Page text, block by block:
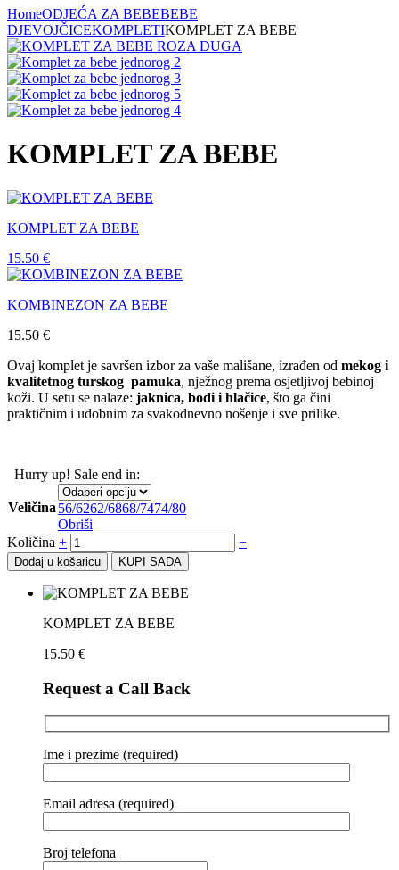
HomeODJEĆA ZA BEBEBEBE
DJEVOJČICEKOMPLETIKOMPLET ZA BEBE
KOMPLET ZA BEBE
KOMPLET ZA BEBE
15.50 €
KOMBINEZON ZA BEBE
15.50 €
Ovaj komplet je savršen izbor za vaše mališane, izrađen od mekog i
kvalitetnog turskog pamuka, nježnog prema osjetljivoj bebinoj
koži. U setu se nalaze: jaknica, bodi i hlačice, što ga čini
praktičnim i udobnim za svakodnevno nošenje i sve prilike.
Hurry up! Sale end in:
Veličina 56/6262/6868/7474/80
Obriši
Količina + −
Dodaj u košaricu KUPI SADA
KOMPLET ZA BEBE
15.50 €
Request a Call Back
Ime i prezime (required)
Email adresa (required)
Broj telefona